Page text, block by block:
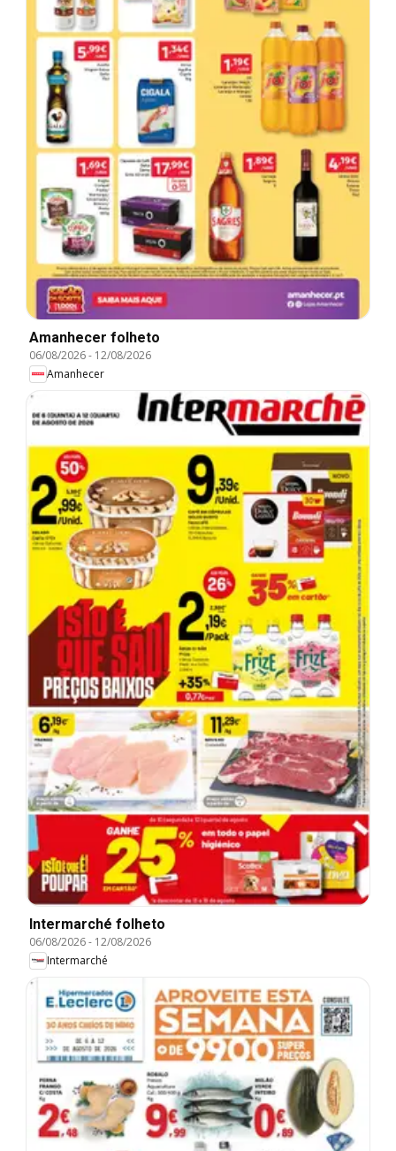
Amanhecer folheto
06/08/2026- 12/08/2026
Amanhecer
Intermarché folheto
06/08/2026- 12/08/2026
Intermarché